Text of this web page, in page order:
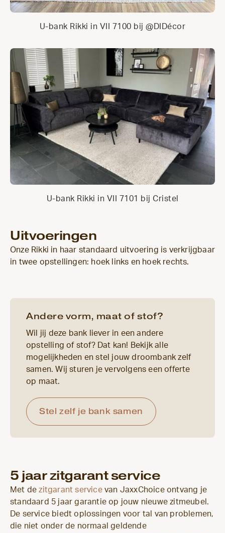
U-bank Rikki in VII 7100 bij @DIDécor
U-bank Rikki in VII 7101 bij Cristel
Uitvoeringen
Onze Rikki in haar standaard uitvoering is verkrijgbaar
in twee opstellingen: hoek links en hoek rechts.
Andere vorm, maat of stof?
Wil jij deze bank liever in een andere
opstelling of stof? Dat kan! Bekijk alle
mogelijkheden en stel jouw droombank zelf
samen. Wij sturen je vervolgens een offerte
op maat.
Stel zelf je bank samen
5 jaar zitgarant service
Met dezitgarant servicevan JaxxChoice ontvang je
standaard 5 jaar garantie op jouw nieuwe zitmeubel.
De service biedt oplossingen voor tal van problemen,
die niet onder de normaal geldende